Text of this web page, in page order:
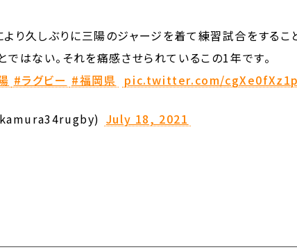
り久しぶりに三陽のジャージを着て練習試合をするこ
はない。それを痛感させられているこの1年です。
#ラグビー #福岡県 pic.twitter.com/cgXe0fXz1p
July 18, 2021